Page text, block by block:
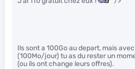
Ils sont a 100Go au depart, mais
(100Mo/jour) tu as du rester un
(ou ils ont change leurs offres).